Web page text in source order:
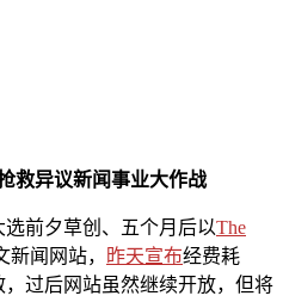
救异议新闻事业大作战
选前夕草创、五个月后以The
闻网站， 昨天宣布经费耗
过后网站虽然继续开放，但将